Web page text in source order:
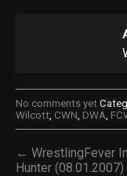
No comments yet
Wilcott, CWN, DWA,
← WrestlingFever
Hunter (08.01.2007)